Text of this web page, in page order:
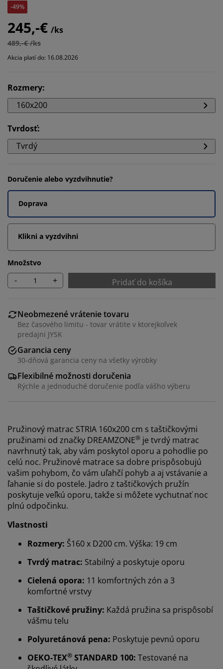
-49%
245,-€ /ks
489,-€ /ks
Akcia platí do: 16.08.2026
Rozmery:
160x200
Tvrdosť:
Tvrdý
Doručenie alebo vyzdvihnutie?
Doprava
Klikni a vyzdvihni
Množstvo
- + Pridať do košíka
Neobmezené vrátenie tovaru
Bez časového limitu - tovar vrátite v ktorejkoľvek
predajni JYSK
Garancia ceny
30-dňová garancia ceny na všetky výrobky
Flexibilné možnosti doručenia
Rýchle a jednoduché doručenie podľa vášho výberu
Pružinový matrac STRIA 160x200 cm s taštičkovými
pružinami od značky DREAMZONE® je tvrdý matrac
navrhnutý tak, aby vám poskytol oporu a pohodlie po
celú noc. Pružinové matrace sa dobre prispôsobujú
vašim pohybom, čo vám uľahčí pohyb a aj vstávanie a
ľahanie si do postele. Jadro z taštičkových pružín
poskytuje veľkú oporu, takže si môžete vychutnať noc
plnú odpočinku.
Vlastnosti
Rozmery: Š160 x D200 cm. Výška: 19 cm
Tvrdý matrac: Stabilný a poskytuje oporu
Cielená opora: 11 komfortných zón a 3
komfortné vrstvy
Taštičkové pružiny: Každá pružina sa prispôsobí
vášmu telu
Polyuretánová pena: Poskytuje pevnú oporu
OEKO-TEX® STANDARD 100: Testované na